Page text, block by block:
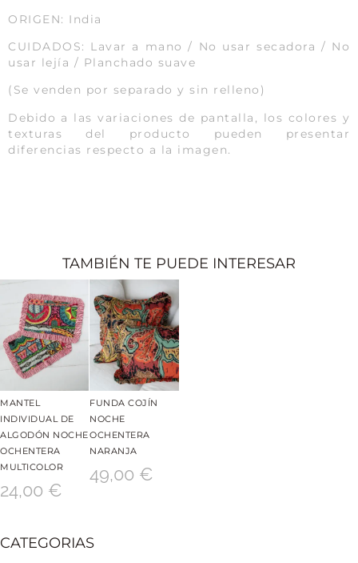
ORIGEN: India
CUIDADOS: Lavar a mano / No usar secadora / No
usar lejía / Planchado suave
(Se venden por separado y sin relleno)
Debido a las variaciones de pantalla, los colores y
texturas del producto pueden presentar
diferencias respecto a la imagen.
TAMBIÉN TE PUEDE INTERESAR
MANTEL
INDIVIDUAL DE
ALGODÓN NOCHE
OCHENTERA
MULTICOLOR
24,00 €
FUNDA COJÍN
NOCHE
OCHENTERA
NARANJA
49,00 €
CATEGORIAS